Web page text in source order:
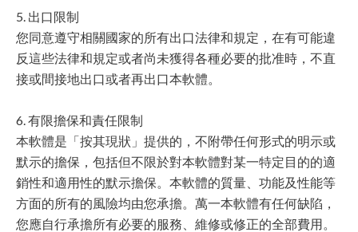
5. 出口限制
您同意遵守相關國家的所有出口法律和規定，在有可能違
反這些法律和規定或者尚未獲得各種必要的批准時，不直
接或間接地出口或者再出口本軟體。
6. 有限擔保和責任限制
本軟體是「按其現狀」提供的，不附帶任何形式的明示或
默示的擔保，包括但不限於對本軟體對某一特定目的的適
銷性和適用性的默示擔保。本軟體的質量、功能及性能等
方面的所有的風險均由您承擔。萬一本軟體有任何缺陷，
您應自行承擔所有必要的服務、維修或修正的全部費用。